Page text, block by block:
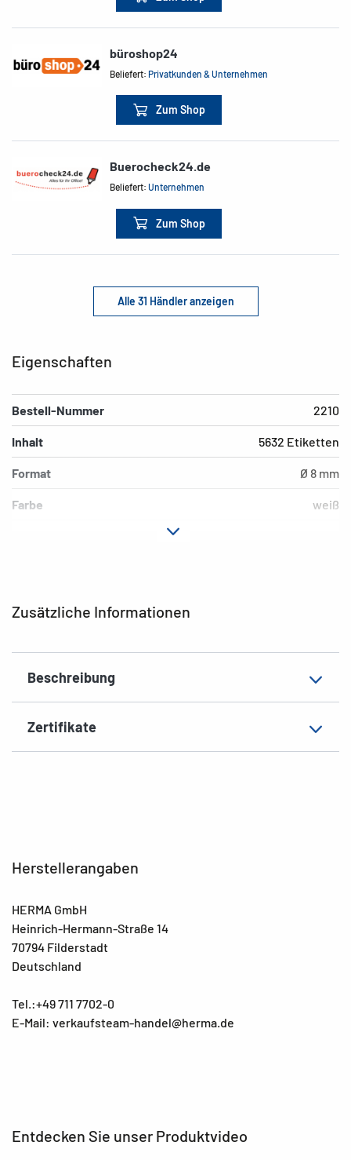
büroshop24
Beliefert:Privatkunden & Unternehmen
Zum Shop
Buerocheck24.de
Beliefert:Unternehmen
Zum Shop
Alle 31 Händler anzeigen
Zusätzliche Informationen
Beschreibung
Zertifikate
Eigenschaften
Bestell-Nummer 2210
Inhalt 5632 Etiketten
Format Ø 8 mm
Farbe weiß
Herstellerangaben
HERMA GmbH
Heinrich-Hermann-Straße 14
70794 Filderstadt
Deutschland
Tel.:+49 711 7702-0
E-Mail: verkaufsteam-handel@herma.de
Entdecken Sie unser Produktvideo